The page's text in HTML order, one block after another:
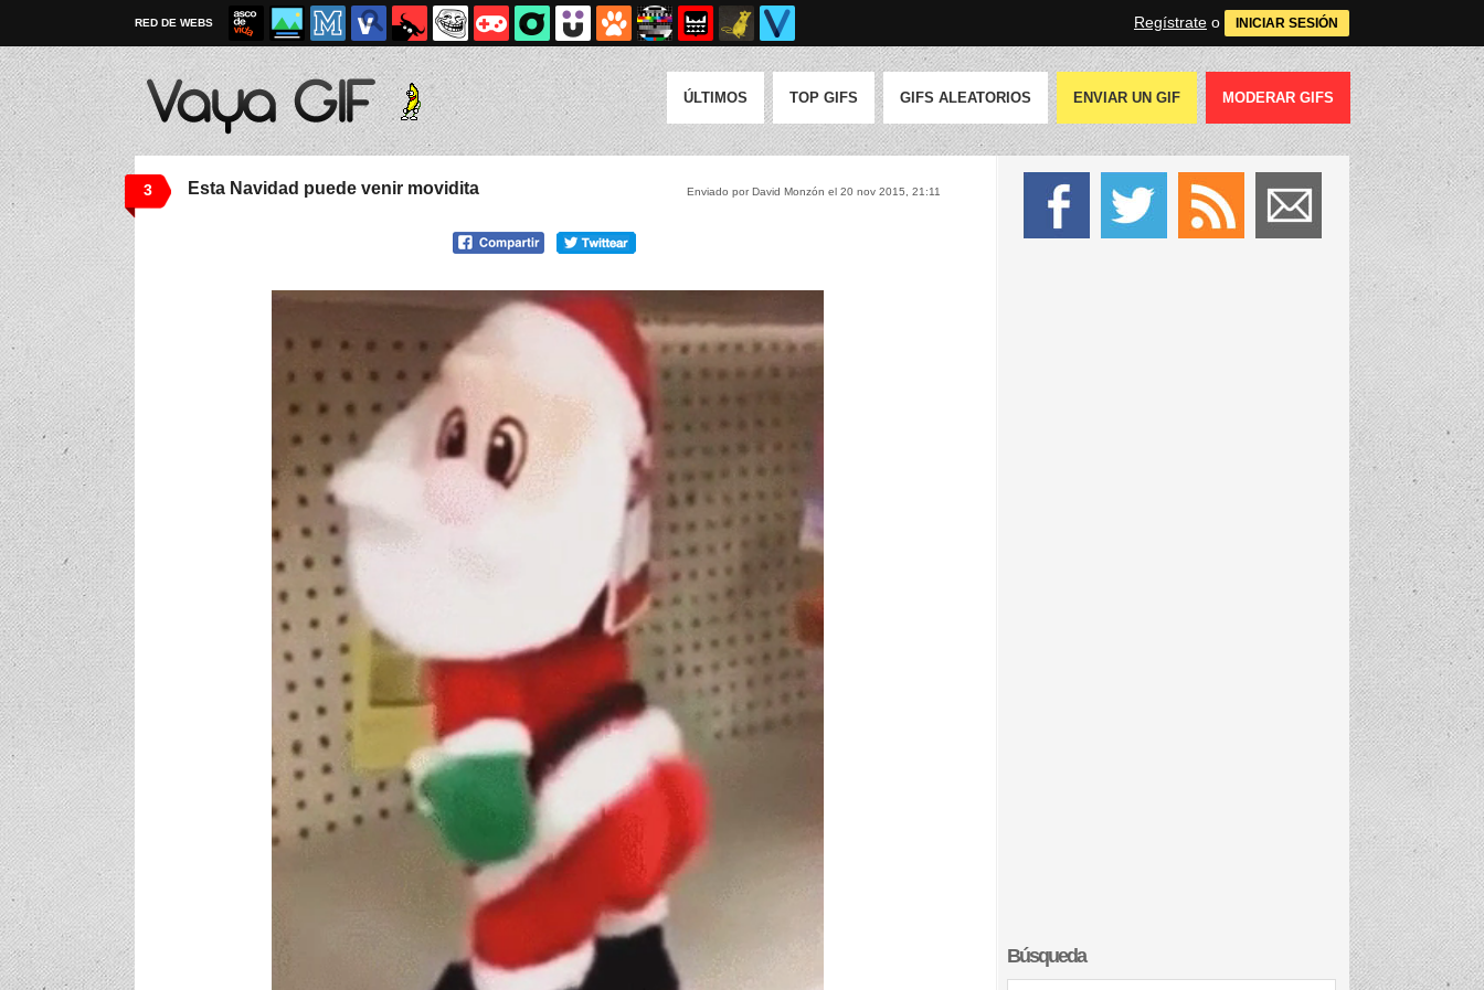
RED DE WEBS Regístrate o INICIAR SESIÓN
ÚLTIMOS TOP GIFS GIFS ALEATORIOS ENVIAR UN GIF MODERAR GIFS
3 Enviado por David Monzón el 20 nov 2015, 21:11
Esta Navidad puede venir movidita
Búsqueda